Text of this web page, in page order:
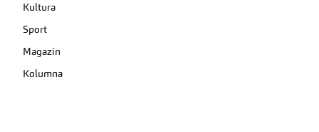
Kultura
Sport
Magazin
Kolumna